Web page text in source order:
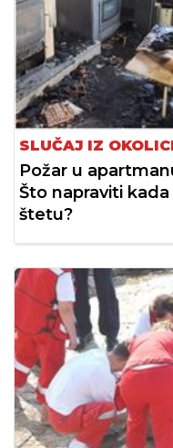
SLUČAJ IZ
Požar u
Što napraviti
štetu?